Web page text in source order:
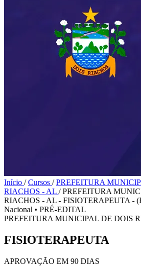
Início / Cursos / PREFEITURA
RIACHOS - AL / PREFEITURA
RIACHOS - AL - FISIOTERAPEUTA -
Nacional • PRÉ-EDITAL
PREFEITURA MUNICIPAL DE DOIS
FISIOTERAPEUTA
APROVAÇÃO EM 90 DIAS